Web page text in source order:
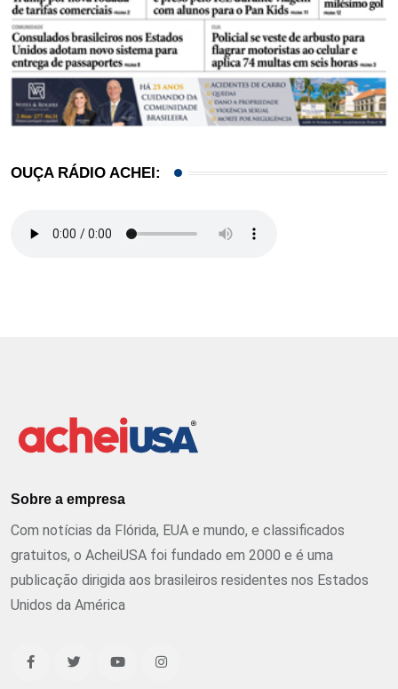
OUÇA RÁDIO ACHEI:
Sobre a empresa
Com notícias da Flórida, EUA e mundo, e classificados
gratuitos, o AcheiUSA foi fundado em 2000 e é uma
publicação dirigida aos brasileiros residentes nos Estados
Unidos da América